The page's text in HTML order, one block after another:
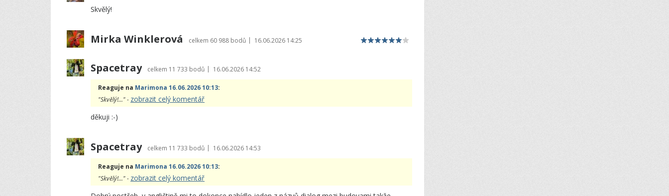
Skvělý!
Mirka Winklerová celkem 60 988 bodů | 16.06.2026 14:25
Spacetray celkem 11 733 bodů | 16.06.2026 14:52
Reaguje na Marimona 16.06.2026 10:13:
"Skvělý!..." - zobrazit celý komentář
děkuji :-)
Spacetray celkem 11 733 bodů | 16.06.2026 14:53
Reaguje na Marimona 16.06.2026 10:13:
"Skvělý!..." - zobrazit celý komentář